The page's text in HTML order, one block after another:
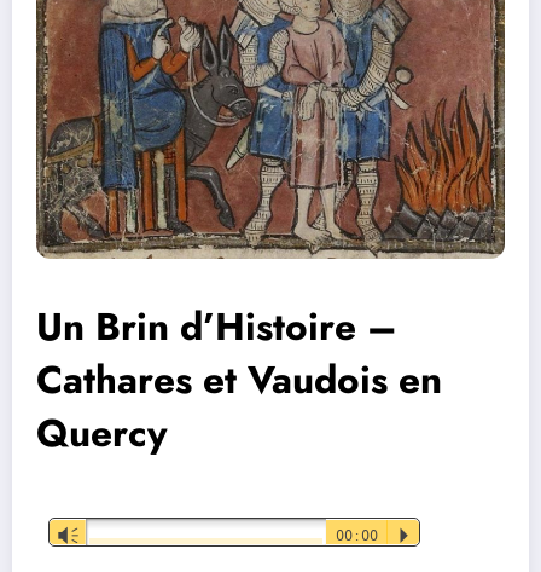
Un Brin d’Histoire –
Cathares et Vaudois en
Quercy
Lecteur
audio
Vm 00:00 P